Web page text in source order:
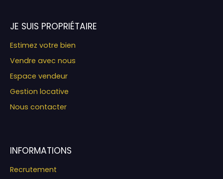
JE SUIS PROPRIÉTAIRE
Estimez votre bien
Vendre avec nous
Espace vendeur
Gestion locative
Nous contacter
INFORMATIONS
Recrutement